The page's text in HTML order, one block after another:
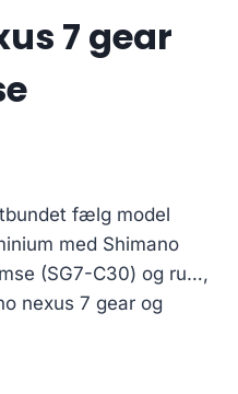
7 gear
fælg model
med Shimano
(SG7-C30) og ru…,
nexus 7 gear og